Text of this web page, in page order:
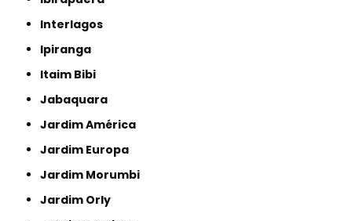
Interlagos
Ipiranga
Itaim Bibi
Jabaquara
Jardim América
Jardim Europa
Jardim Morumbi
Jardim Orly